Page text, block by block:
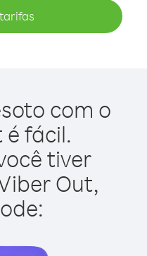
com o
fácil.
tiver
Out,